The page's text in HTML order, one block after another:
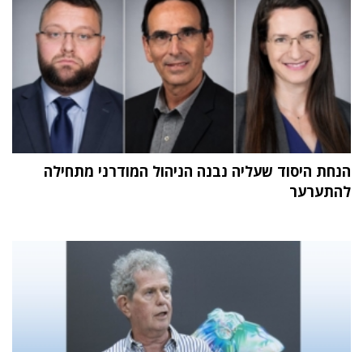
הנחת היסוד שעליה נבנה הניהול המודרני מתחילה
להתערער